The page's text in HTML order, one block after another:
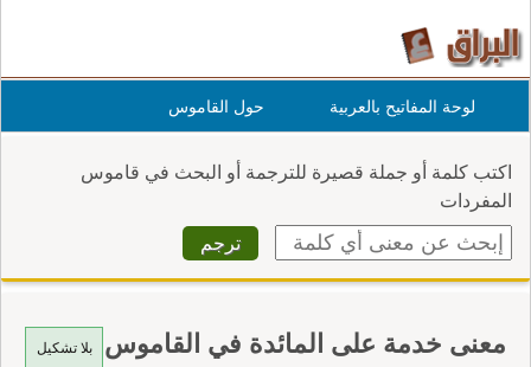
لوحة المفاتيح بالعربية حول القاموس
اكتب كلمة أو جملة قصيرة للترجمة أو البحث في قاموس
المفردات
بلا تشكيل معنى خدمة على المائدة في القاموس